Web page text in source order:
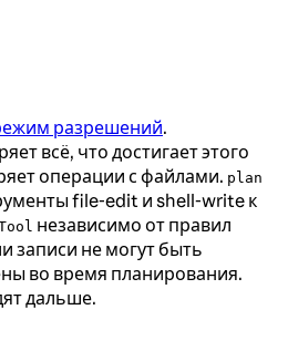
разрешений.
всё, что достигает этого
операции с файлами. plan
file-edit и shell-write к
независимо от правил
записи не могут быть
во время планирования.
дальше.